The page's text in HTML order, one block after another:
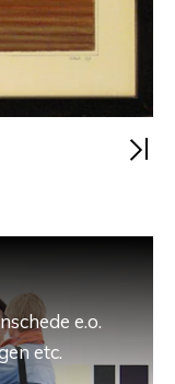
e.o.
etc.